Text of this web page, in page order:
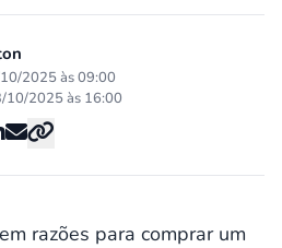
2025 às 09:00
10/2025 às 16:00
razões para comprar um